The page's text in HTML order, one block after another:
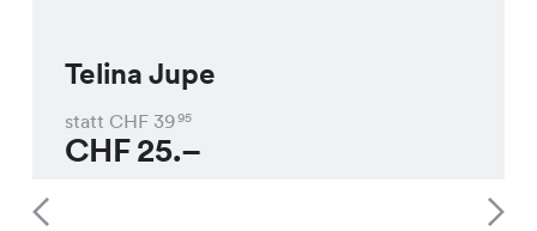
Telina Jupe
statt CHF 3995
CHF25.–